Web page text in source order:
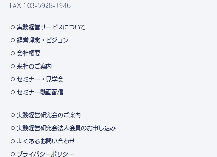
FAX：03-5928-1946
実務経営サービスについて
経営理念・ビジョン
会社概要
来社のご案内
セミナー・見学会
セミナー動画配信
実務経営研究会のご案内
実務経営研究会法人会員のお申し込み
よくあるお問い合わせ
プライバシーポリシー